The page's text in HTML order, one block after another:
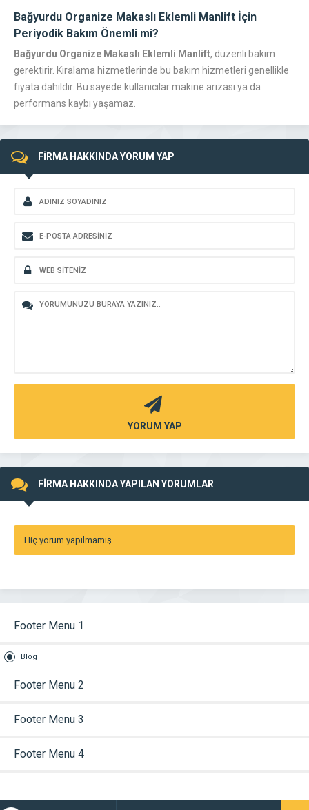
Bağyurdu Organize Makaslı Eklemli Manlift İçin
Periyodik Bakım Önemli mi?
Bağyurdu Organize Makaslı Eklemli Manlift, düzenli bakım
gerektirir. Kiralama hizmetlerinde bu bakım hizmetleri genellikle
fiyata dahildir. Bu sayede kullanıcılar makine arızası ya da
performans kaybı yaşamaz.
FİRMA HAKKINDA YORUM YAP
YORUM YAP
FİRMA HAKKINDA YAPILAN YORUMLAR
Hiç yorum yapılmamış.
Footer Menu 1
Blog
Footer Menu 2
Footer Menu 3
Footer Menu 4